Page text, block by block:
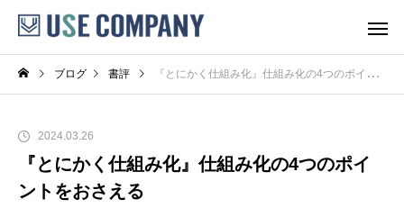
ブログ 書評 『とにかく仕組み化』仕組み化の4つのポイントをおさえる
2024.03.26
『とにかく仕組み化』仕組み化の4つのポイ
ントをおさえる